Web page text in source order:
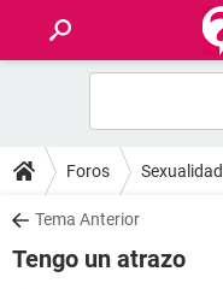
FOROS
SALUD
FAMILIA
Foros Sexualidad
Tema Anterior
Tengo un atrazo